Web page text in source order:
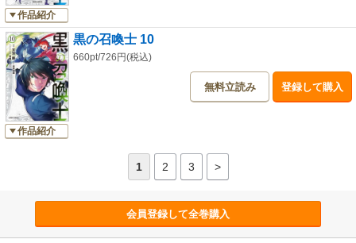
作品紹介
作品紹介
黒の召喚士 10
660pt/726円(税込)
無料立読み 登録して購入
1 2 3 >
会員登録して全巻購入